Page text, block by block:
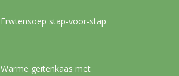
Erwtensoep stap-voor-stap
Warme geitenkaas met